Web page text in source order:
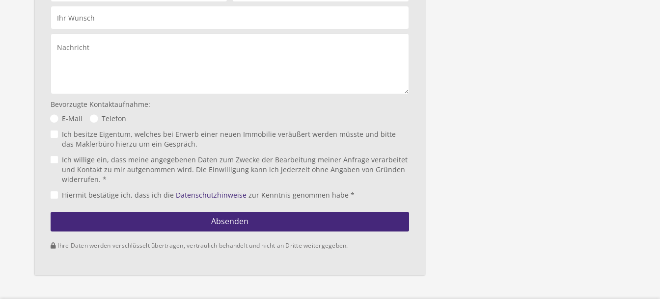
Ihr Wunsch
Nachricht
Bevorzugte Kontaktaufnahme:
E-Mail
Telefon
Ich besitze Eigentum, welches bei Erwerb einer neuen Immobilie veräußert werden müsste und bitte
das Maklerbüro hierzu um ein Gespräch.
Ich willige ein, dass meine angegebenen Daten zum Zwecke der Bearbeitung meiner Anfrage verarbeitet
und Kontakt zu mir aufgenommen wird. Die Einwilligung kann ich jederzeit ohne Angaben von Gründen
widerrufen. *
Hiermit bestätige ich, dass ich die Datenschutzhinweise zur Kenntnis genommen habe *
Absenden
Ihre Daten werden verschlüsselt übertragen, vertraulich behandelt und nicht an Dritte weitergegeben.